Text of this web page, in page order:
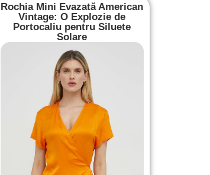
Rochia Mini Evazată American
Vintage: O Explozie de
Portocaliu pentru Siluete
Solare